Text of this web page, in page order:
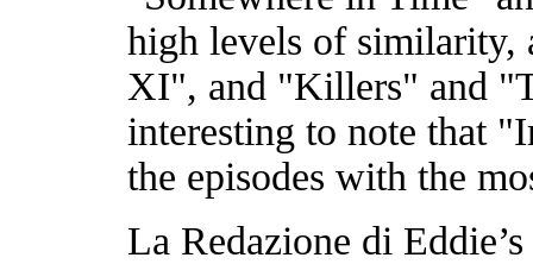
high levels of
XI", and "Killers" and
interesting to note that
the episodes with the
La Redazione di Eddie’s